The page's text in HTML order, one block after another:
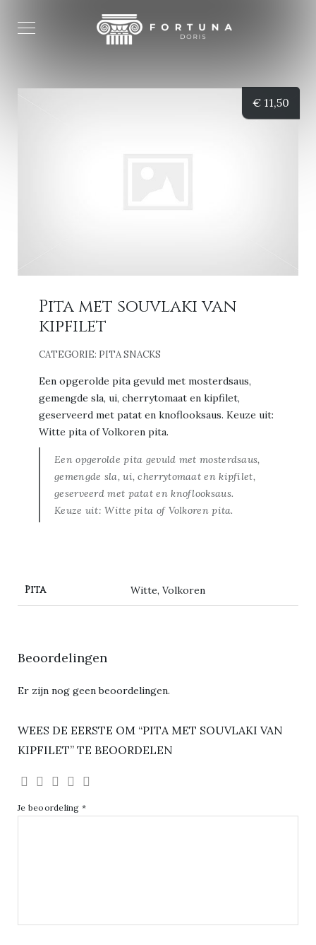
€ 11,50
Pita met souvlaki van
kipfilet
CATEGORIE: PITA SNACKS
Een opgerolde pita gevuld met mosterdsaus,
gemengde sla, ui, cherrytomaat en kipfilet,
geserveerd met patat en knoflooksaus. Keuze uit:
Witte pita of Volkoren pita.
Een opgerolde pita gevuld met mosterdsaus,
gemengde sla, ui, cherrytomaat en kipfilet,
geserveerd met patat en knoflooksaus.
Keuze uit: Witte pita of Volkoren pita.
Pita Witte, Volkoren
Beoordelingen
Er zijn nog geen beoordelingen.
WEES DE EERSTE OM “PITA MET SOUVLAKI VAN
KIPFILET” TE BEOORDELEN
Je beoordeling *